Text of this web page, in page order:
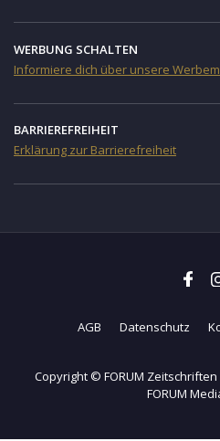
WERBUNG SCHALTEN
Informiere dich über unsere
BARRIEREFREIHEIT
Erklärung zur Barrierefreiheit
AGB Datenschutz
Copyright © FORUM
FORUM